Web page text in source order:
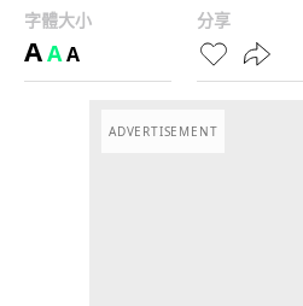
字體大小
AAA
分享
ADVERTISEMENT